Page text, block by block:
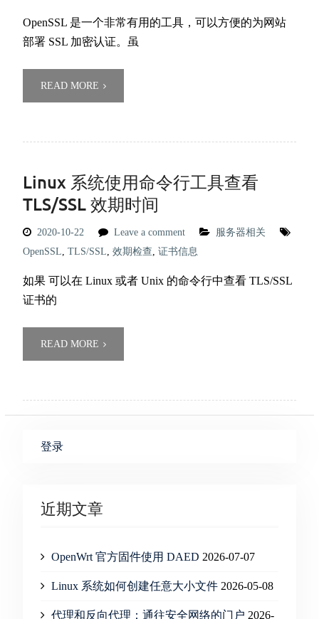
OpenSSL 是一个非常有用的工具，可以方便的为网站
部署 SSL 加密认证。虽
READ MORE
Linux 系统使用命令行工具查看
TLS/SSL 效期时间
2020-10-22 Leave a comment
服务器相关
OpenSSL, TLS/SSL, 效期检查, 证书信息
如果 可以在 Linux 或者 Unix 的命令行中查看 TLS/SSL
证书的
READ MORE
登录
近期文章
OpenWrt 官方固件使用 DAED 2026-07-07
Linux 系统如何创建任意大小文件 2026-05-08
代理和反向代理：通往安全网络的门户 2026-